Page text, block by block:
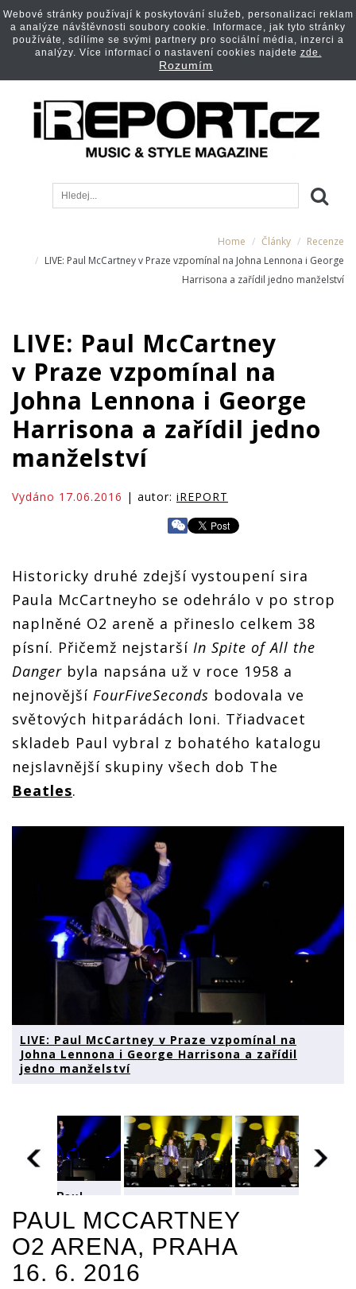
Home Články
Recenze
LIVE: Paul McCartney v Praze vzpomínal na Johna Lennona i George
Harrisona a zařídil jedno manželství
LIVE: Paul McCartney
v Praze vzpomínal na
Johna Lennona i George
Harrisona a zařídil jedno
manželství
Vydáno 17.06.2016 | autor: iREPORT
Historicky druhé zdejší vystoupení sira
Paula McCartneyho se odehrálo v po strop
naplněné O2 areně a přineslo celkem 38
písní. Přičemž nejstarší In Spite of All the
Danger byla napsána už v roce 1958 a
nejnovější FourFiveSeconds bodovala ve
světových hitparádách loni. Třiadvacet
skladeb Paul vybral z bohatého katalogu
nejslavnější skupiny všech dob The
Beatles.
LIVE: Paul McCartney v Praze vzpomínal na
Johna Lennona i George Harrisona a zařídil
jedno manželství
LIVE: Paul
McCartney
v Praze
vzpomínal na
Johna
Lennona i
George
McCartney
v Praze
vzpomínal na
Johna
Lennona i
PAUL MCCARTNEY
O2 ARENA, PRAHA
16. 6. 2016
Webové stránky používají k poskytování služeb, personalizaci reklam
a analýze návštěvnosti soubory cookie. Informace, jak tyto stránky
používáte, sdílíme se svými partnery pro sociální média, inzerci a
analýzy. Více informací o nastavení cookies najdete zde.
Rozumím